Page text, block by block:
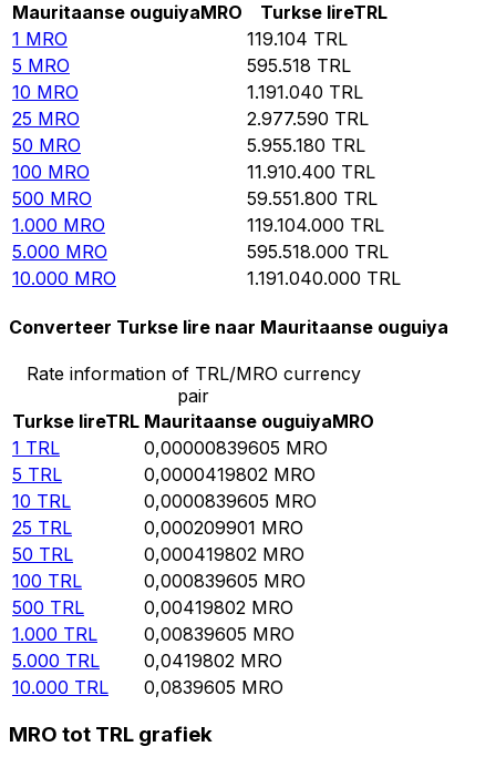
Mauritaanse ouguiyaMRO Turkse lireTRL
1 MRO 119.104 TRL
5 MRO 595.518 TRL
10 MRO 1.191.040 TRL
25 MRO 2.977.590 TRL
50 MRO 5.955.180 TRL
100 MRO 11.910.400 TRL
500 MRO 59.551.800 TRL
1.000 MRO 119.104.000 TRL
5.000 MRO 595.518.000 TRL
10.000 MRO 1.191.040.000 TRL
Converteer Turkse lire naar Mauritaanse ouguiya
Rate information of TRL/MRO currency
pair
Turkse lireTRL Mauritaanse ouguiyaMRO
1 TRL 0,00000839605 MRO
5 TRL 0,0000419802 MRO
10 TRL 0,0000839605 MRO
25 TRL 0,000209901 MRO
50 TRL 0,000419802 MRO
100 TRL 0,000839605 MRO
500 TRL 0,00419802 MRO
1.000 TRL 0,00839605 MRO
5.000 TRL 0,0419802 MRO
10.000 TRL 0,0839605 MRO
MRO tot TRL grafiek